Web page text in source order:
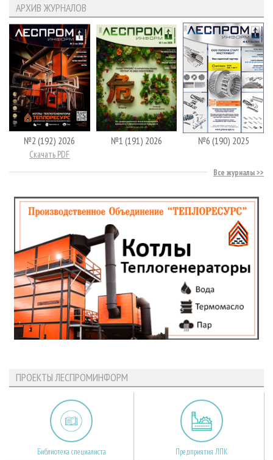
АРХИВ ЖУРНАЛОВ
№2 (192) 2026
Скачать PDF
№1 (191) 2026 №6 (190) 2025
Все журналы
ПРОЕКТЫ ЛЕСПРОМИНФОРМ
Библиотека специалиста Предприятия ЛПК